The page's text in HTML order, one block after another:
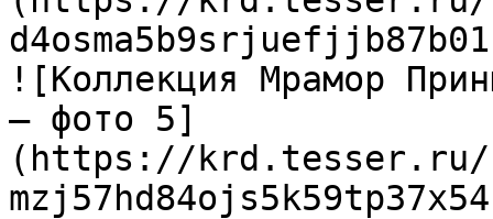
![Коллекция Мрамор
— фото 5]
(https://krd.tesser.ru/